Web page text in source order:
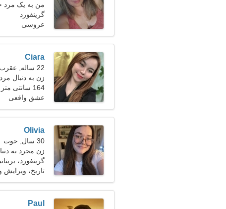
من به یک مرد
گرینفورد
عروسی
Ciara
22 ساله, عقرب
زن به دنبال مرد 25-33
164 سانتی متر (5'5")، 49 کیلوگرم (108 پوند)
عشق واقعی
Olivia
30 سال, حوت
زن مجرد به
گرینفورد،
تاریخ، ویرایش
Paul